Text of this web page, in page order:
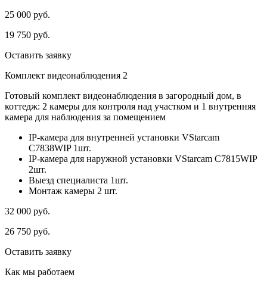
25 000 руб.
19 750 руб.
Оставить заявку
Комплект видеонаблюдения 2
Готовый комплект видеонаблюдения в загородный дом, в
коттедж: 2 камеры для контроля над участком и 1 внутренняя
камера для наблюдения за помещением
IP-камера для внутренней установки VStarcam
C7838WIP 1шт.
IP-камера для наружной установки VStarcam C7815WIP
2шт.
Выезд специалиста 1шт.
Монтаж камеры 2 шт.
32 000 руб.
26 750 руб.
Оставить заявку
Как мы работаем